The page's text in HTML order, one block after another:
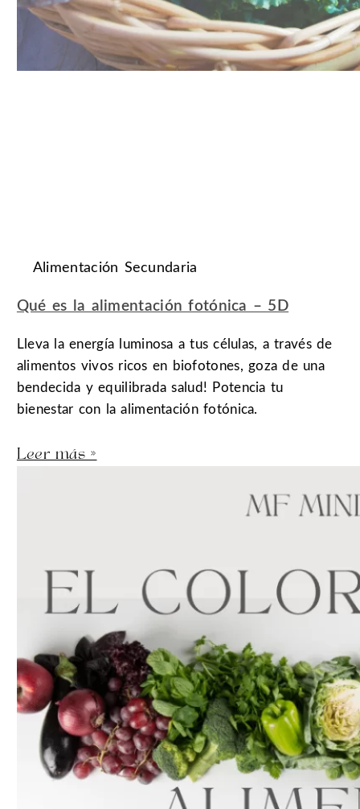
Alimentación Secundaria
Qué es la alimentación fotónica – 5D
Lleva la energía luminosa a tus células, a través de
alimentos vivos ricos en biofotones, goza de una
bendecida y equilibrada salud! Potencia tu
bienestar con la alimentación fotónica.
Leer más »